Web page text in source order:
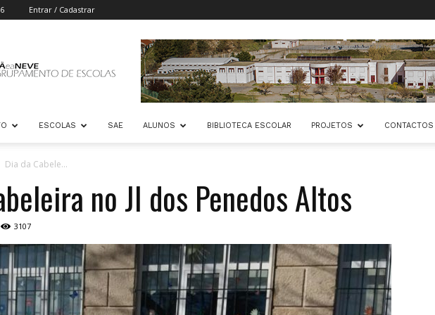
Entrar / Cadastrar
ESCOLAS SAE ALUNOS BIBLIOTECA ESCOLAR PROJETOS CONTACTOS
Dia da Cabele...
no JI dos Penedos Altos
3107